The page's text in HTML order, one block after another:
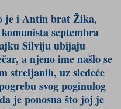
je i Antin brat Žika,
septembra
Silviju ubijaju
a njeno ime našlo se
streljanih, uz sledeće
svog poginulog
je ponosna što joj je